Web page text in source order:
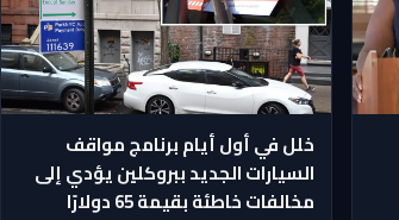
خلل في أول أيام برنامج مواقف
السيارات الجديد ببروكلين يؤدي إلى
مخالفات خاطئة بقيمة 65 دولارًا